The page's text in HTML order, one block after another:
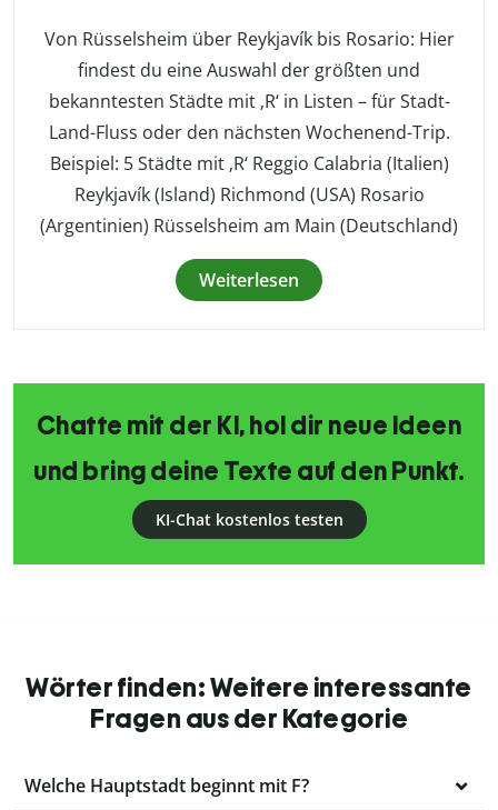
Von Rüsselsheim über Reykjavík bis Rosario: Hier
findest du eine Auswahl der größten und
bekanntesten Städte mit ‚R‘ in Listen – für Stadt-
Land-Fluss oder den nächsten Wochenend-Trip.
Beispiel: 5 Städte mit ‚R‘ Reggio Calabria (Italien)
Reykjavík (Island) Richmond (USA) Rosario
(Argentinien) Rüsselsheim am Main (Deutschland)
Weiterlesen
Chatte mit der KI, hol dir neue Ideen
und bring deine Texte auf den Punkt.
KI-Chat kostenlos testen
Wörter finden: Weitere interessante
Fragen aus der Kategorie
Welche Hauptstadt beginnt mit F?